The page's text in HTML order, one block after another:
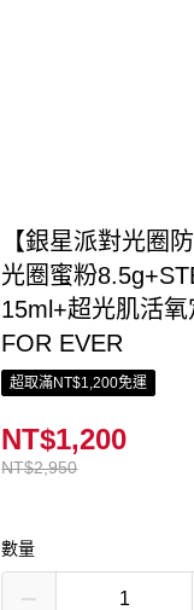
【銀星派對光圈
光圈蜜粉
15ml+超光肌活
FOR EVER
超取滿NT$1,200免運
NT$2,950
NT$1,200
數量